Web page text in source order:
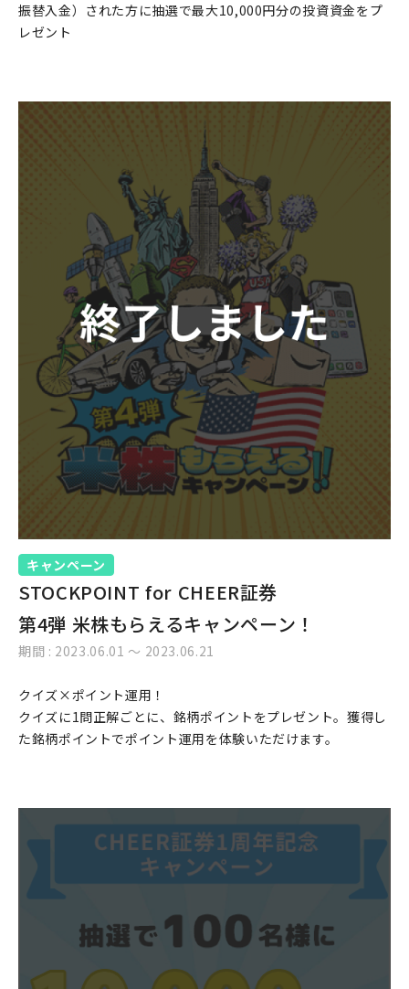
振替入金）された方に抽選で最大10,000円分の投資資金をプ
レゼント
キャンペーン
STOCKPOINT for CHEER証券
第4弾 米株もらえるキャンペーン！
期間 : 2023.06.01 〜 2023.06.21
クイズ×ポイント運用！
クイズに1問正解ごとに、銘柄ポイントをプレゼント。獲得し
た銘柄ポイントでポイント運用を体験いただけます。